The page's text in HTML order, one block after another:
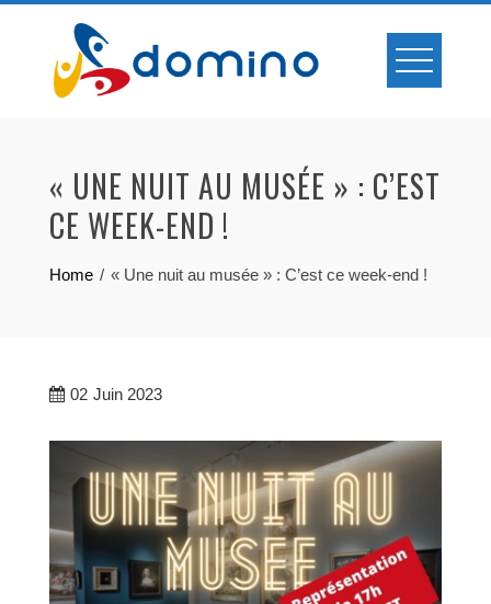
content
« UNE NUIT AU MUSÉE » : C’EST
CE WEEK-END !
Home « Une nuit au musée » : C’est ce week-end !
02 Juin 2023